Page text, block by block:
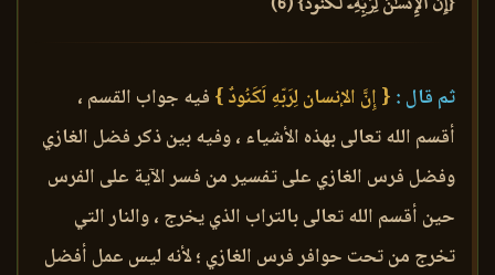
ثم قال : { إِنَّ الإنسان لِرَبّهِ لَكَنُودٌ } فيه جواب القسم ،
أقسم الله تعالى بهذه الأشياء ، وفيه بين ذكر فضل الغازي
وفضل فرس الغازي على تفسير من فسر الآية على الفرس
حين أقسم الله تعالى بالتراب الذي يخرج ، والنار التي
تخرج من تحت حوافر فرس الغازي ؛ لأنه ليس عمل أفضل